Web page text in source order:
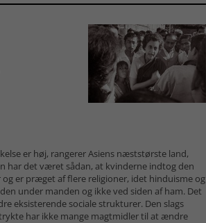
er høj, rangerer Asiens næststørste land,
har det været sådan, at kvinderne indtog den
er præget af flere religioner, idet hinduisme og
under manden og ikke ved siden af ham. Det
eksisterende sociale strukturer. Den slags
har ikke mange magtmidler til at ændre